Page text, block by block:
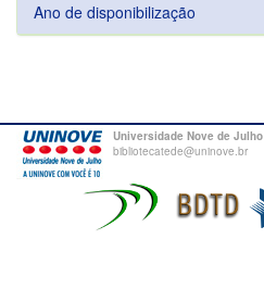
Ano de disponibilização
Universidade Nove de Julho
bibliotecatede@uninove.br